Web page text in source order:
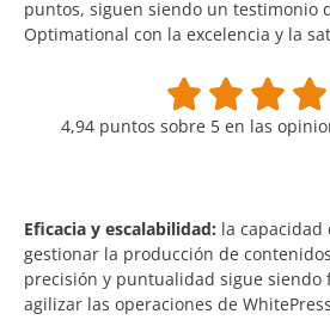
puntos, siguen siendo un testimonio
Optimational con la excelencia y la
4,94 puntos sobre 5 en las
Eficacia y escalabilidad: la
gestionar la producción de
precisión y puntualidad sigue siendo
agilizar las operaciones de